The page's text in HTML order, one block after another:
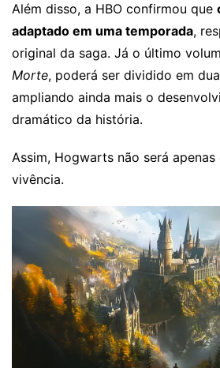
Além disso, a HBO confirmou que
adaptado em uma temporada,
original da saga. Já o último
Morte, poderá ser dividido em
ampliando ainda mais o
dramático da história.
Assim, Hogwarts não será apenas
vivência.